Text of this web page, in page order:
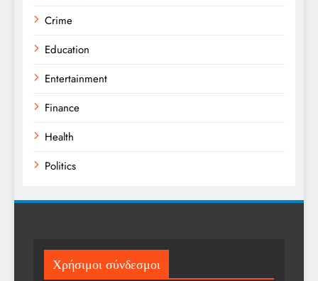
Crime
Education
Entertainment
Finance
Health
Politics
Sport
Χρήσιμοι σύνδεσμοι